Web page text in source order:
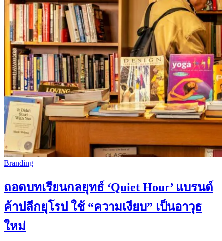
Branding
ถอดบทเรียนกลยุทธ์ ‘Quiet Hour’ แบรนด์
ค้าปลีกยุโรป ใช้ “ความเงียบ” เป็นอาวุธ
ใหม่